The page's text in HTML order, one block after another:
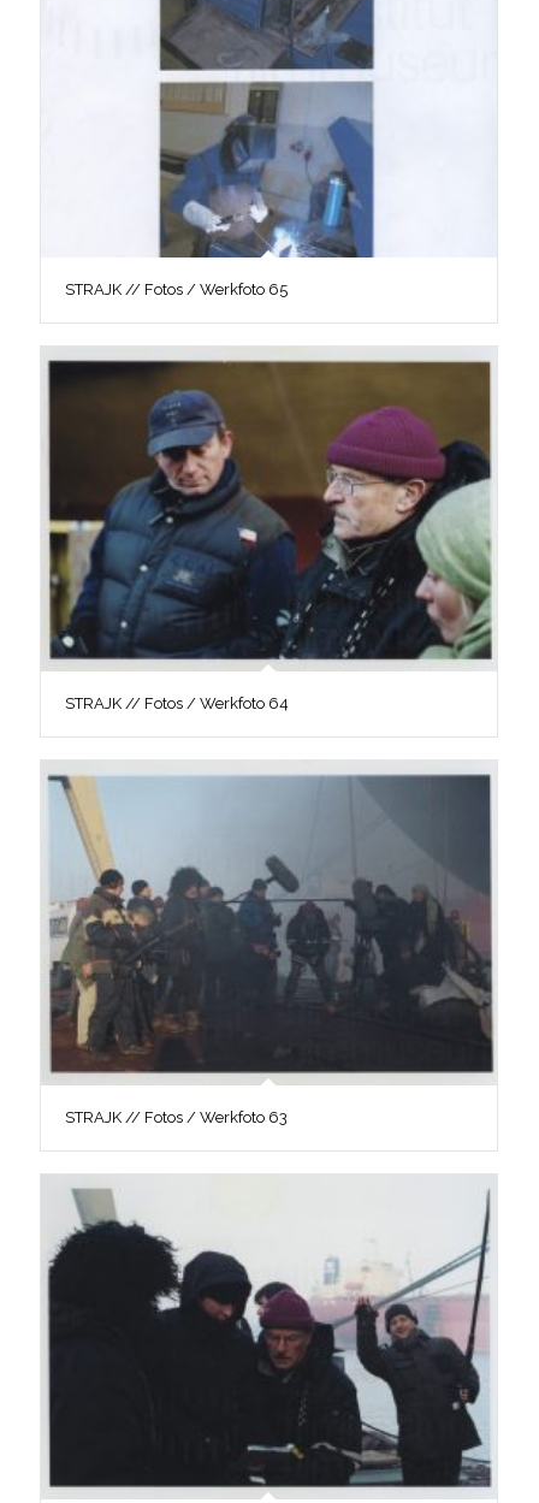
STRAJK // Fotos / Werkfoto 65
STRAJK // Fotos / Werkfoto 64
STRAJK // Fotos / Werkfoto 63